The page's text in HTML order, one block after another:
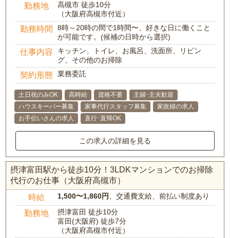
勤務地
高槻市 徒歩10分
（大阪府高槻市付近）
勤務時間
8時～20時の間で1時間〜、好きな日に働くこと
が可能です。(候補の日時から選択)
仕事内容
キッチン、トイレ、お風呂、洗面所、リビン
グ、その他のお掃除
契約形態 業務委託
土日祝のみOK 高時給 資格不要
主婦･主夫歓迎
ハウスキーパー募集
家事代行スタッフ募集
家政婦の求人
お手伝いさんの求人
直行･直帰OK
この求人の詳細を見る
摂津富田駅から徒歩10分！3LDKマンションでのお掃除
代行のお仕事（大阪府高槻市）
時給 1,500〜1,860円 、交通費支給、前払い制度あり
勤務地
摂津富田 徒歩10分
富田(大阪府) 徒歩7分
（大阪府高槻市付近）